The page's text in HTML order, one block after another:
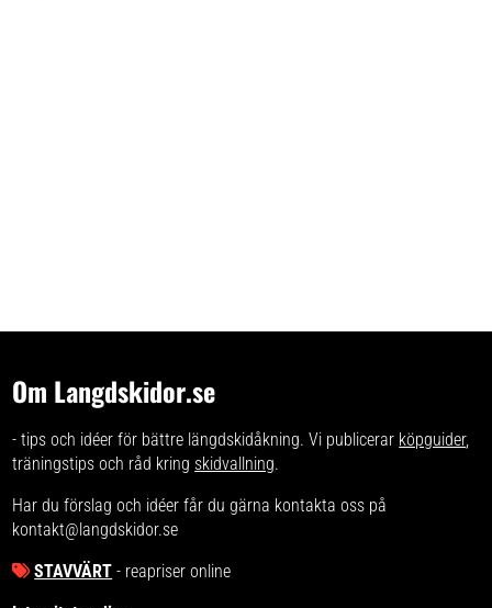
Om Langdskidor.se
- tips och idéer för bättre längdskidåkning. Vi publicerar köpguider,
träningstips och råd kring skidvallning.
Har du förslag och idéer får du gärna kontakta oss på
kontakt@langdskidor.se
STAVVÄRT - reapriser online